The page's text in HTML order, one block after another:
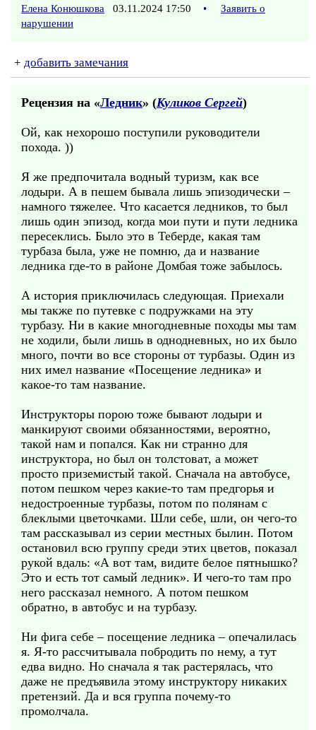
Елена Конюшкова 03.11.2024 17:50 •
Заявить о
нарушении
+ добавить замечания
Рецензия на «Ледник» (Куликов Сергей)
Ой, как нехорошо поступили руководители
похода. ))
Я же предпочитала водный туризм, как все
лодыри. А в пешем бывала лишь эпизодически –
намного тяжелее. Что касается ледников, то был
лишь один эпизод, когда мои пути и пути ледника
пересеклись. Было это в Теберде, какая там
турбаза была, уже не помню, да и название
ледника где-то в районе Домбая тоже забылось.
А история приключилась следующая. Приехали
мы также по путевке с подружками на эту
турбазу. Ни в какие многодневные походы мы там
не ходили, были лишь в однодневных, но их было
много, почти во все стороны от турбазы. Один из
них имел название «Посещение ледника» и
какое-то там название.
Инструкторы порою тоже бывают лодыри и
манкируют своими обязанностями, вероятно,
такой нам и попался. Как ни странно для
инструктора, но был он толстоват, а может
просто приземистый такой. Сначала на автобусе,
потом пешком через какие-то там предгорья и
недостроенные турбазы, потом по полянам с
блеклыми цветочками. Шли себе, шли, он чего-то
там рассказывал из серии местных былин. Потом
остановил всю группу среди этих цветов, показал
рукой вдаль: «А вот там, видите белое пятнышко?
Это и есть тот самый ледник». И чего-то там про
него рассказал немного. А потом пешком
обратно, в автобус и на турбазу.
Ни фига себе – посещение ледника – опечалилась
я. Я-то рассчитывала побродить по нему, а тут
едва видно. Но сначала я так растерялась, что
даже не предъявила этому инструктору никаких
претензий. Да и вся группа почему-то
промолчала.